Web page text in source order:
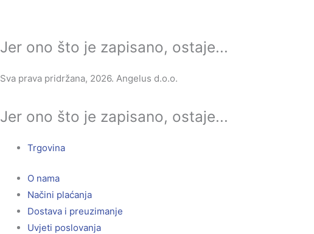
Jer ono što je zapisano, ostaje...
Sva prava pridržana, 2026. Angelus d.o.o.
Jer ono što je zapisano, ostaje...
Trgovina
O nama
Načini plaćanja
Dostava i preuzimanje
Uvjeti poslovanja